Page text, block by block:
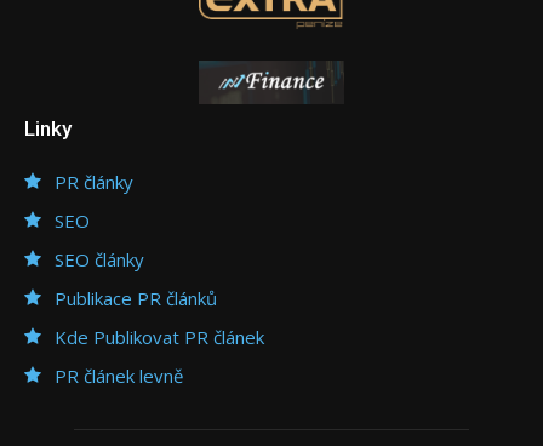
Linky
PR články
SEO
SEO články
Publikace PR článků
Kde Publikovat PR článek
PR článek levně